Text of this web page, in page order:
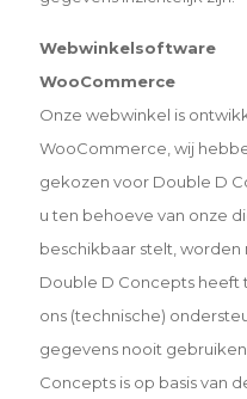
Webwinkelsoftware
WooCommerce
Onze webwinkel is
WooCommerce, wij
gekozen voor Double D
u ten behoeve van onze
beschikbaar stelt,
Double D Concepts
ons (technische)
gegevens nooit
Concepts is op basis van